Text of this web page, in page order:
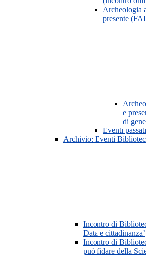
Archeologia
presente
e
di
Eventi passati
Archivio: Eventi
Incontro di
Data e cittadinanza’
Incontro di
può fidare della